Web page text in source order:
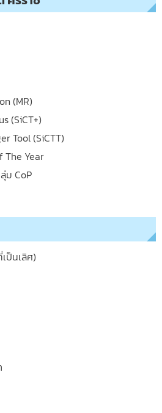
(MR)
(SiCT+)
Tool (SiCTT)
The Year
ม CoP
ป็นเลิศ)